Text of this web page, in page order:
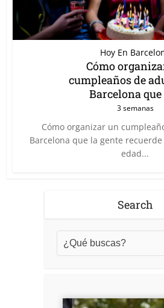
Hoy En
Cómo
cumpleaños de
Barcelona que
3 semanas
Cómo organizar un
Barcelona que la gente
edad...
Search